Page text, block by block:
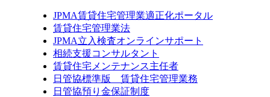
JPMA賃貸住宅管理業適正化ポータル
賃貸住宅管理業法
JPMA立入検査オンラインサポート
相続支援コンサルタント
賃貸住宅メンテナンス主任者
日管協標準版 賃貸住宅管理業務
日管協預り金保証制度